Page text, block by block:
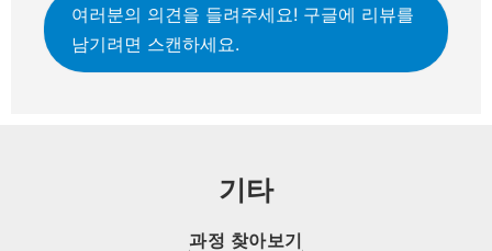
여러분의 의견을 들려주세요! 구글에 리뷰를
남기려면 스캔하세요.
기타
과정 찾아보기